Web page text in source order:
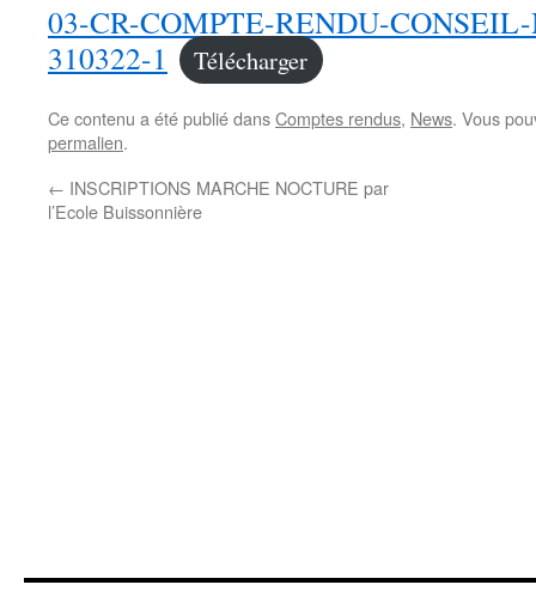
03-CR-COMPTE-RENDU-
310322-1
Télécharger
Ce contenu a été publié dansComptes rendus, News. Vous
permalien.
← INSCRIPTIONS MARCHE NOCTURE par
l’Ecole Buissonnière